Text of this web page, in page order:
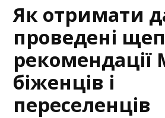
Як отримати
проведені
біженців і
переселенців